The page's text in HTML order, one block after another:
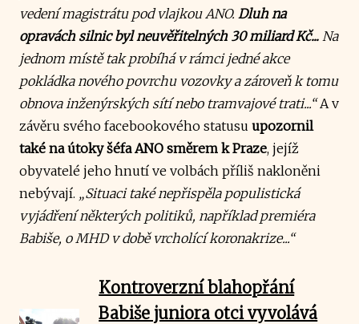
vedení magistrátu pod vlajkou ANO. Dluh na
opravách silnic byl neuvěřitelných 30 miliard Kč... Na
jednom místě tak probíhá v rámci jedné akce
pokládka nového povrchu vozovky a zároveň k tomu
obnova inženýrských sítí nebo tramvajové trati...“A v
závěru svého facebookového statusu upozornil
také na útoky šéfa ANO směrem k Praze, jejíž
obyvatelé jeho hnutí ve volbách příliš nakloněni
nebývají. „Situaci také nepřispěla populistická
vyjádření některých politiků, například premiéra
Babiše, o MHD v době vrcholící koronakrize...“
Kontroverzní blahopřání
Babiše juniora otci vyvolává